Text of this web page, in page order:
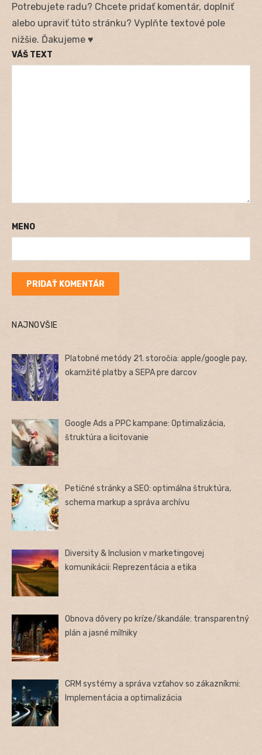
Potrebujete radu? Chcete pridať komentár, doplniť
alebo upraviť túto stránku? Vyplňte textové pole
nižšie. Ďakujeme ♥
VÁŠ TEXT
MENO
NAJNOVŠIE
Platobné metódy 21. storočia: apple/google pay,
okamžité platby a SEPA pre darcov
Google Ads a PPC kampane: Optimalizácia,
štruktúra a licitovanie
Petičné stránky a SEO: optimálna štruktúra,
schema markup a správa archívu
Diversity & Inclusion v marketingovej
komunikácii: Reprezentácia a etika
Obnova dôvery po kríze/škandále: transparentný
plán a jasné míľniky
CRM systémy a správa vzťahov so zákazníkmi:
Implementácia a optimalizácia